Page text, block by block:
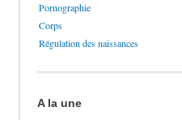
Pornographie
Corps
Régulation des naissances
A la une